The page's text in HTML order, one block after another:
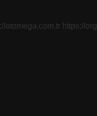
otomega.com.tr https://